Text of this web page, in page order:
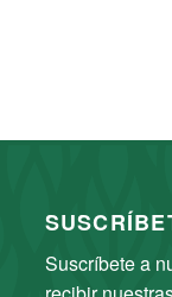
Suscríbete a